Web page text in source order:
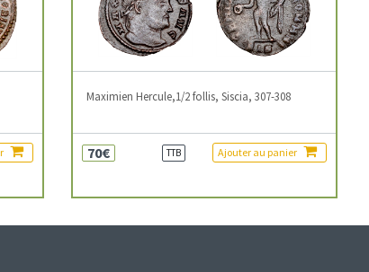
Maximien Hercule,1/2 follis, Siscia, 307-308
70€ TTB Ajouter au panier